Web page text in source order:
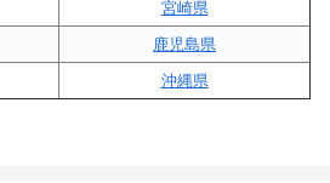
宮崎県
鹿児島県
沖縄県